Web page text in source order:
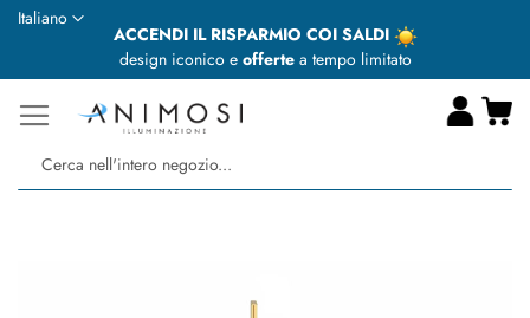
ACCENDI IL RISPARMIO COI SALDI
design iconico e offertea tempo limitato
Lingua
Italiano